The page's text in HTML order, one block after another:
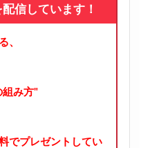
信しています！
、
組み方"
でプレゼントしてい